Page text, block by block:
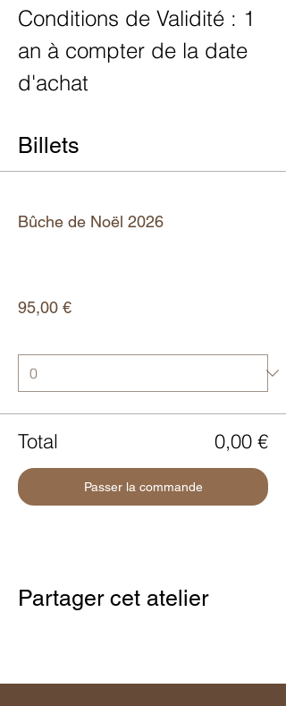
Conditions de Validité : 1
an à compter de la date
d'achat
Billets
Bûche de Noël 2026
95,00 €
Total 0,00 €
Passer la commande
Partager cet atelier